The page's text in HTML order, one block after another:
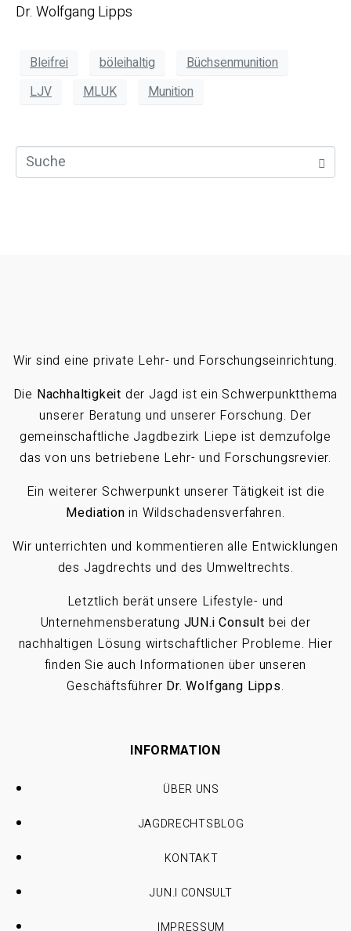
Dr. Wolfgang Lipps
Bleifrei böleihaltig
Büchsenmunition
LJV
MLUK Munition
Wir sind eine private Lehr- und Forschungseinrichtung.
Die Nachhaltigkeit der Jagd ist ein Schwerpunktthema
unserer Beratung und unserer Forschung. Der
gemeinschaftliche Jagdbezirk Liepe ist demzufolge
das von uns betriebene Lehr- und Forschungsrevier.
Ein weiterer Schwerpunkt unserer Tätigkeit ist die
Mediation in Wildschadensverfahren.
Wir unterrichten und kommentieren alle Entwicklungen
des Jagdrechts und des Umweltrechts.
Letztlich berät unsere Lifestyle- und
Unternehmensberatung JUN.i Consult bei der
nachhaltigen Lösung wirtschaftlicher Probleme. Hier
finden Sie auch Informationen über unseren
Geschäftsführer Dr. Wolfgang Lipps.
INFORMATION
ÜBER UNS
JAGDRECHTSBLOG
KONTAKT
JUN.I CONSULT